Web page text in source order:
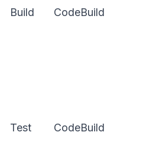
Build CodeBuild
Test CodeBuild